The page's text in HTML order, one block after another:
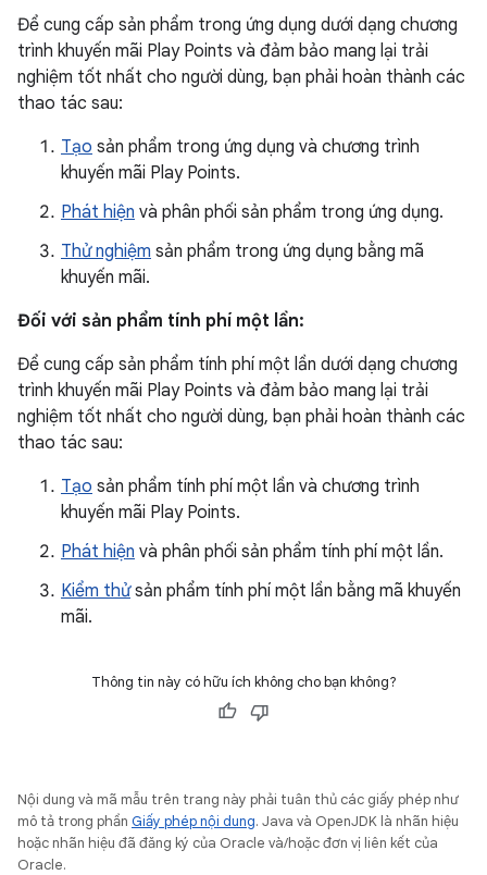
Để cung cấp sản phẩm trong ứng dụng dưới dạng chương
trình khuyến mãi Play Points và đảm bảo mang lại trải
nghiệm tốt nhất cho người dùng, bạn phải hoàn thành các
thao tác sau:
Tạo sản phẩm trong ứng dụng và chương trình
khuyến mãi Play Points.
Phát hiện và phân phối sản phẩm trong ứng dụng.
Thử nghiệm sản phẩm trong ứng dụng bằng mã
khuyến mãi.
Đối với sản phẩm tính phí một lần:
Để cung cấp sản phẩm tính phí một lần dưới dạng chương
trình khuyến mãi Play Points và đảm bảo mang lại trải
nghiệm tốt nhất cho người dùng, bạn phải hoàn thành các
thao tác sau:
Tạo sản phẩm tính phí một lần và chương trình
khuyến mãi Play Points.
Phát hiện và phân phối sản phẩm tính phí một lần.
Kiểm thửsản phẩm tính phí một lần bằng mã khuyến
mãi.
Thông tin này có hữu ích không cho bạn không?
Nội dung và mã mẫu trên trang này phải tuân thủ các giấy phép như
mô tả trong phần Giấy phép nội dung. Java và OpenJDK là nhãn hiệu
hoặc nhãn hiệu đã đăng ký của Oracle và/hoặc đơn vị liên kết của
Oracle.